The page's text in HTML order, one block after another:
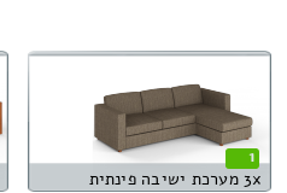
1
3x מערכת ישיבה פינתית